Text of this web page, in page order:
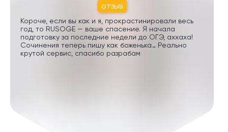
отзыв
Короче, если вы как и я, прокрастинировали весь
год, то RUSOGE — ваше спасение. Я начала
подготовку за последние недели до ОГЭ, аххаха!
Сочинения теперь пишу как боженька… Реально
крутой сервис, спасибо разрабам